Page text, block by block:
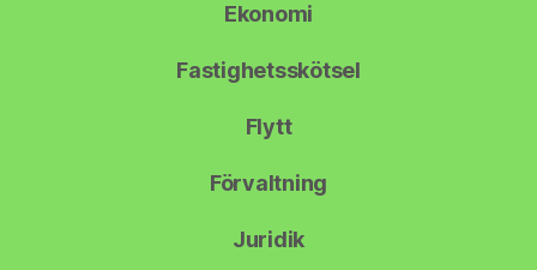
Ekonomi
Fastighetsskötsel
Flytt
Förvaltning
Juridik